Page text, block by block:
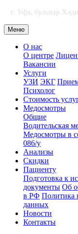
г. Уфа, бульвар
Меню
О нас
О центре
Вакансии
Услуги
УЗИ ЭКГ
Психолог
Стоимость
Медосмотры
Общие
Водительская
Медосмотры в
086/у
Анализы
Скидки
Пациенту
Подготовка к
документы Об
в РФ Политика
данных
Новости
Контакты